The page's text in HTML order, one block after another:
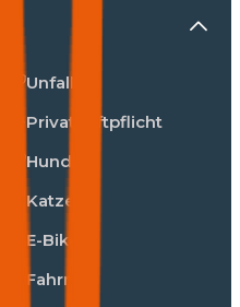
Unfall
Privathaftpflicht
Hunde
Katzen
E-Bike
Fahrrad